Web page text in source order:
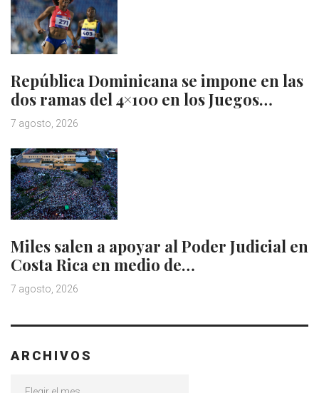
República Dominicana se impone en las
dos ramas del 4×100 en los Juegos…
7 agosto, 2026
Miles salen a apoyar al Poder Judicial en
Costa Rica en medio de…
7 agosto, 2026
ARCHIVOS